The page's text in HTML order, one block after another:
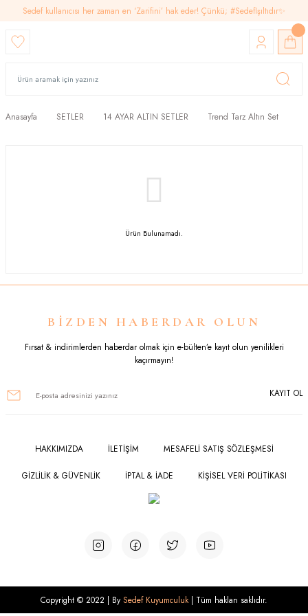
Sedef kullanıcısı her zaman en ‘Zarifini’ hak eder! Çünkü; #SedefIşıltıdır✨
Anasayfa SETLER 14 AYAR ALTIN SETLER Trend Tarz Altın Set
Ürün Bulunamadı.
BİZDEN HABERDAR OLUN
Fırsat & indirimlerden haberdar olmak için e-bülten’e kayıt olun yenilikleri
kaçırmayın!
KAYIT OL
HAKKIMIZDA İLETİŞİM MESAFELİ SATIŞ SÖZLEŞMESİ
GİZLİLİK & GÜVENLİK İPTAL & İADE KİŞİSEL VERİ POLİTİKASI
Copyright © 2022 | By Sedef Kuyumculuk| Tüm hakları saklıdır.